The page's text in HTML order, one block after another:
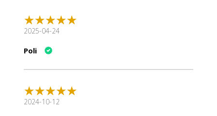
EPA (mín)
0.15%
DHA (mín)
Calcio (mín)
Taurina (mín)
0.1%
Ácidos grasos
2025-04-24
Poli
2024-10-12